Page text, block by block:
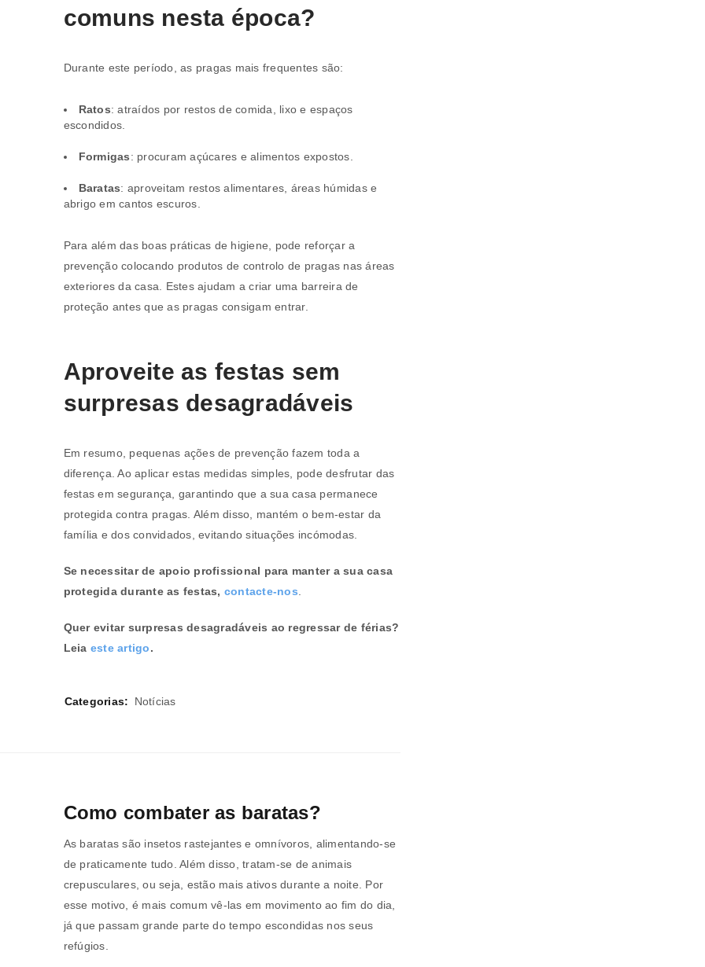
Manter sessão
REGISTAR NOVA CONTA
Endereço de email*
A ligação para definir uma nova senha será enviada para o seu
endereço de email.
comuns nesta época?
Durante este período, as pragas mais frequentes são:
Ratos: atraídos por restos de comida, lixo e espaços
escondidos.
Formigas: procuram açúcares e alimentos expostos.
Baratas: aproveitam restos alimentares, áreas húmidas e
abrigo em cantos escuros.
Para além das boas práticas de higiene, pode reforçar a
prevenção colocando produtos de controlo de pragas nas áreas
exteriores da casa. Estes ajudam a criar uma barreira de
proteção antes que as pragas consigam entrar.
Aproveite as festas sem
surpresas desagradáveis
Em resumo, pequenas ações de prevenção fazem toda a
diferença. Ao aplicar estas medidas simples, pode desfrutar das
festas em segurança, garantindo que a sua casa permanece
protegida contra pragas. Além disso, mantém o bem-estar da
família e dos convidados, evitando situações incómodas.
Se necessitar de apoio profissional para manter a sua casa
protegida durante as festas, contacte-nos
Quer evitar surpresas desagradáveis ao regressar de férias?
Leia este artigo.
Categorias: Notícias
Como combater as baratas?
As baratas são insetos rastejantes e omnívoros, alimentando-se
de praticamente tudo. Além disso, tratam-se de animais
crepusculares, ou seja, estão mais ativos durante a noite. Por
esse motivo, é mais comum vê-las em movimento ao fim do dia,
já que passam grande parte do tempo escondidas nos seus
refúgios.